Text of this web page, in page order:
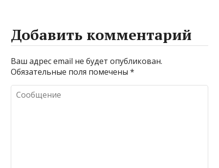
Добавить комментарий
Ваш адрес email не будет опубликован.
Обязательные поля помечены*